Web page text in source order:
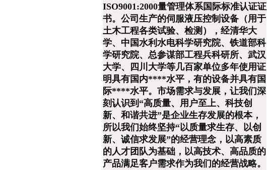
ISO9001:2000量管理体系国际标准认证证
书。公司生产的伺服液压控制设备（用于
土木工程各类试验、检测），经清华大
学、中国水利水电科学研究院、铁道部科
学研究院、总参谋部工程兵科研所、武汉
大学、四川大学等几百家单位多年使用证
明具有国内****水平，有的设备并具有国
际****水平。市场需求与发展，让我们深
刻认识到“高质量、用户至上、科技创
新、和谐共进”是企业生存发展的根本，
所以我们始终坚持“以质量求生存、以创
新、诚信求发展”的经营理念，以高素质
的人才团队为基础，以高技术、高品质的
产品满足客户需求作为我们的经营战略。